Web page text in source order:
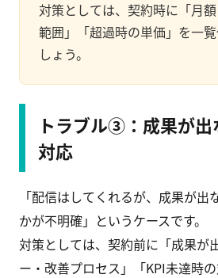
対策としては、契約時に「月
範囲」「超過時の単価」を一
しょう。
トラブル③：成果が出
対応
「配信はしてくれるが、成果が出
かが不明確」というケースです。
対策としては、契約前に「成果が
ー・改善プロセス」「KPI未達時